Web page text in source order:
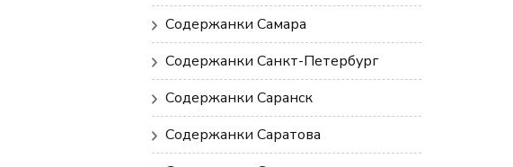
Содержанки Самара
Содержанки Санкт-Петербург
Содержанки Саранск
Содержанки Саратова